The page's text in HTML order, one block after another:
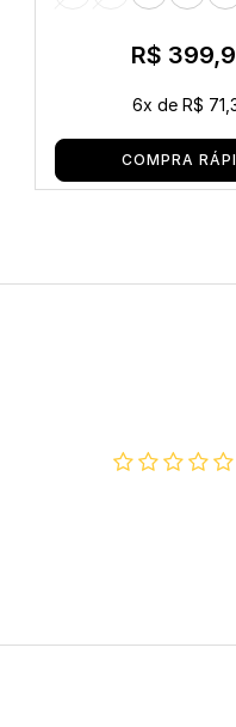
R$
6x de R$
COMPRA